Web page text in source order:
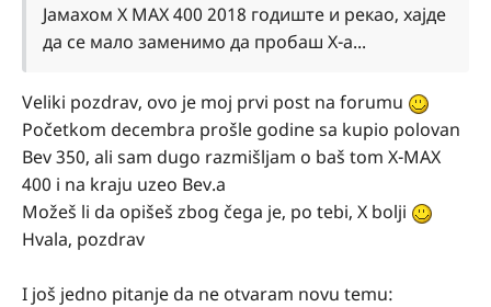
Јамахом Х МАХ 400 2018 годиште и рекао, хајде
да се мало заменимо да пробаш Х-а...
Veliki pozdrav, ovo je moj prvi post na forumu
Početkom decembra prošle godine sa kupio polovan
Bev 350, ali sam dugo razmišljam o baš tom X-MAX
400 i na kraju uzeo Bev.a
Možeš li da opišeš zbog čega je, po tebi, X bolji
Hvala, pozdrav
I još jedno pitanje da ne otvaram novu temu: